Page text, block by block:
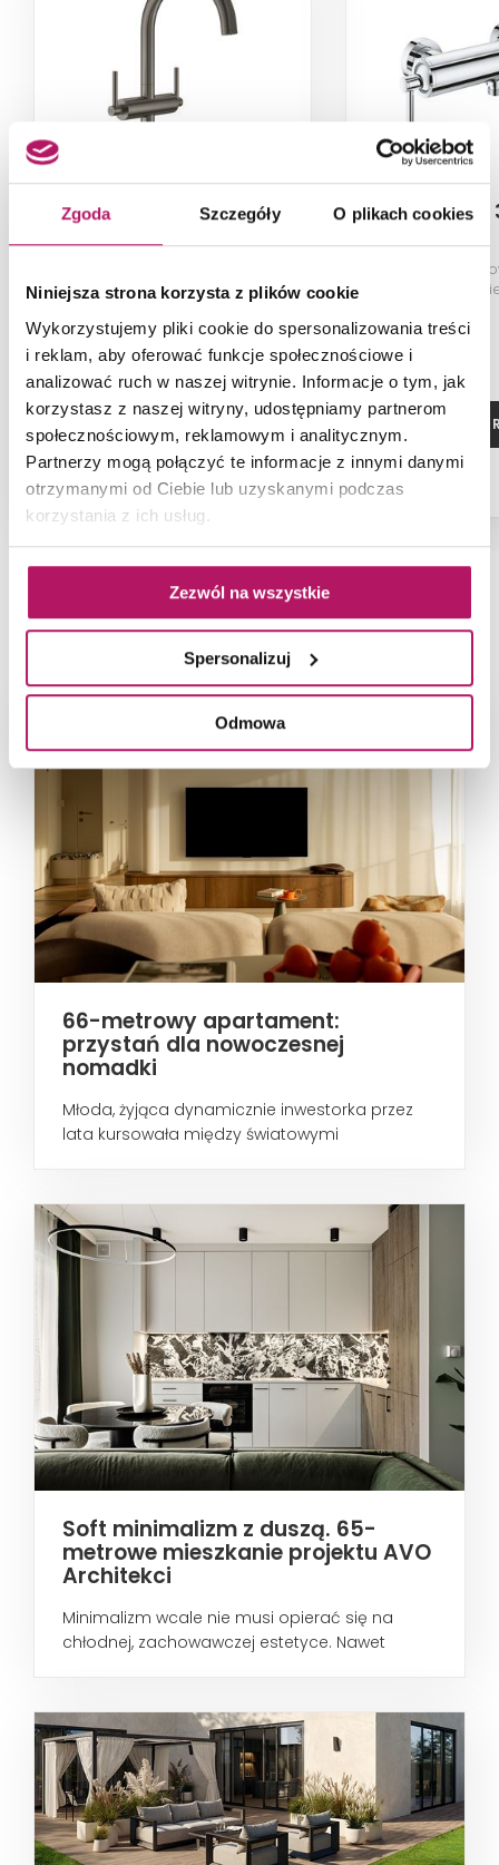
Zgoda Szczegóły O plikach cookies
Niniejsza strona korzysta z plików cookie
Wykorzystujemy pliki cookie do spersonalizowania treści
i reklam, aby oferować funkcje społecznościowe i
analizować ruch w naszej witrynie. Informacje o tym, jak
korzystasz z naszej witryny, udostępniamy partnerom
społecznościowym, reklamowym i analitycznym.
Partnerzy mogą połączyć te informacje z innymi danymi
otrzymanymi od Ciebie lub uzyskanymi podczas
korzystania z ich usług.
Zezwól na wszystkie
Spersonalizuj
Odmowa
Grohe Atrio 21022AL3
brushed hard graphite
ZOBACZ PRODUKT
Grohe Atrio
natryskowa
ZOBACZ
NAJNOWSZE ARTYKUŁY
66-metrowy apartament:
przystań dla nowoczesnej
nomadki
Młoda, żyjąca dynamicznie inwestorka przez
lata kursowała między światowymi
Soft minimalizm z duszą. 65-
metrowe mieszkanie projektu AVO
Architekci
Minimalizm wcale nie musi opierać się na
chłodnej, zachowawczej estetyce. Nawet